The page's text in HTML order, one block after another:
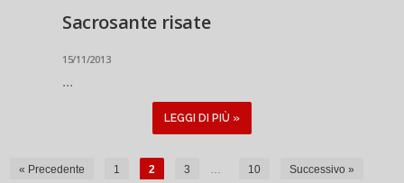
Sacrosante risate
15/11/2013
...
LEGGI DI PIÙ »
« Precedente 1 2 3 … 10 Successivo »